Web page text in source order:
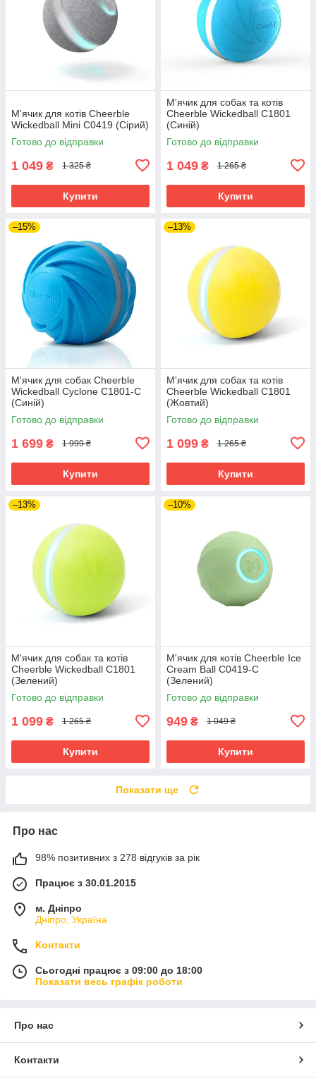
М'ячик для котів Cheerble
Wickedball Mini C0419 (Сірий)
Готово до відправки
1 049 ₴ 1 325 ₴
Купити
М'ячик для собак та котів
Cheerble Wickedball C1801
(Синій)
Готово до відправки
1 049 ₴ 1 265 ₴
Купити
–15%
М'ячик для собак Cheerble
Wickedball Cyclone C1801-C
(Синій)
Готово до відправки
1 699 ₴ 1 999 ₴
Купити
–13%
М'ячик для собак та котів
Cheerble Wickedball C1801
(Жовтий)
Готово до відправки
1 099 ₴ 1 265 ₴
Купити
–13%
М'ячик для собак та котів
Cheerble Wickedball C1801
(Зелений)
Готово до відправки
1 099 ₴ 1 265 ₴
Купити
–10%
М'ячик для котів Cheerble Ice
Cream Ball C0419-C
(Зелений)
Готово до відправки
949 ₴ 1 049 ₴
Купити
Показати ще
Про нас
98% позитивних з 278 відгуків за рік
Працює з 30.01.2015
м. Дніпро
Дніпро, Україна
Контакти
Сьогодні працює з 09:00 до 18:00
Показати весь графік роботи
Про нас
Контакти